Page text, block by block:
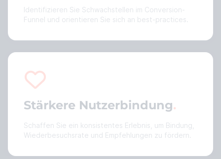
Identifizieren Sie Schwachstellen im Conversion-
Funnel und orientieren Sie sich an best-practices.
Stärkere Nutzerbindung
Schaffen Sie ein konsistentes Erlebnis, um Bindung,
Wiederbesuchsrate und Empfehlungen zu fördern.